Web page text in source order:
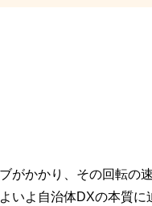
がかかり、その回転の
よ自治体DXの本質に